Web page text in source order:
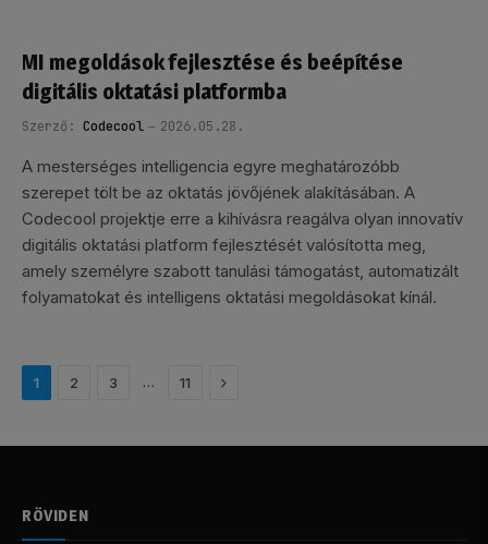
MI megoldások fejlesztése és beépítése
digitális oktatási platformba
Szerző: Codecool 2026.05.28.
A mesterséges intelligencia egyre meghatározóbb
szerepet tölt be az oktatás jövőjének alakításában. A
Codecool projektje erre a kihívásra reagálva olyan innovatív
digitális oktatási platform fejlesztését valósította meg,
amely személyre szabott tanulási támogatást, automatizált
folyamatokat és intelligens oktatási megoldásokat kínál.
1 2 3 … 11 Következő
RÖVIDEN